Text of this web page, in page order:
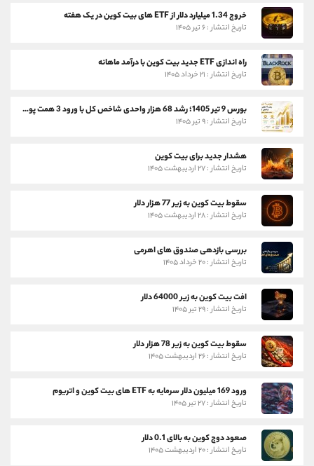
خروج 1.34 میلیارد دلار از ETF های بیت کوین در یک هفته
تاریخ انتشار : ۶ تیر ۱۴۰۵
راه اندازی ETF جدید بیت کوین با درآمد ماهانه
تاریخ انتشار : ۲۱ خرداد ۱۴۰۵
بورس 9 تیر 1405؛ رشد 68 هزار واحدی شاخص کل با ورود 3 همت پول حقیقی
تاریخ انتشار : ۹ تیر ۱۴۰۵
هشدار جدید برای بیت کوین
تاریخ انتشار : ۲۷ اردیبهشت ۱۴۰۵
سقوط بیت کوین به زیر 77 هزار دلار
تاریخ انتشار : ۲۸ اردیبهشت ۱۴۰۵
بررسی بازدهی صندوق های اهرمی
تاریخ انتشار : ۲۰ خرداد ۱۴۰۵
افت بیت کوین به زیر 64000 دلار
تاریخ انتشار : ۲۹ تیر ۱۴۰۵
سقوط بیت کوین به زیر 78 هزار دلار
تاریخ انتشار : ۲۶ اردیبهشت ۱۴۰۵
ورود 169 میلیون دلار سرمایه به ETF های بیت کوین و اتریوم
تاریخ انتشار : ۲۷ تیر ۱۴۰۵
صعود دوج کوین به بالای 0.1 دلار
تاریخ انتشار : ۲۰ اردیبهشت ۱۴۰۵